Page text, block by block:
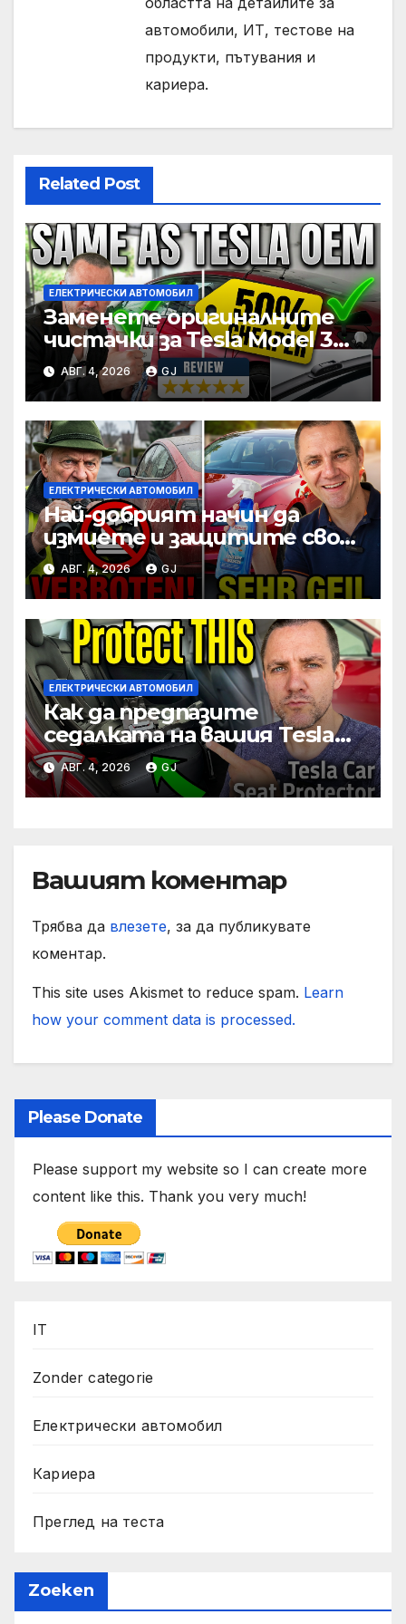
автомобили, ИТ, тестове на
продукти, пътувания и
кариера.
Related Post
ЕЛЕКТРИЧЕСКИ АВТОМОБИЛ
Заменете оригиналните
чистачки за Tesla Model 3
на половината цена
АВГ. 4, 2026 GJ
ЕЛЕКТРИЧЕСКИ АВТОМОБИЛ
Най-добрият начин да
измиете и защитите своя
Tesla без вода по време на
пътуване
АВГ. 4, 2026 GJ
ЕЛЕКТРИЧЕСКИ АВТОМОБИЛ
Как да предпазите
седалката на вашия Tesla
от бебешките столчета
за кола
АВГ. 4, 2026 GJ
Вашият коментар
Трябва да влезете, за да публикувате
коментар.
This site uses Akismet to reduce spam. Learn
how your comment data is processed.
Please Donate
Please support my website so I can create more
content like this. Thank you very much!
IT
Zonder categorie
Електрически автомобил
Кариера
Преглед на теста
Zoeken